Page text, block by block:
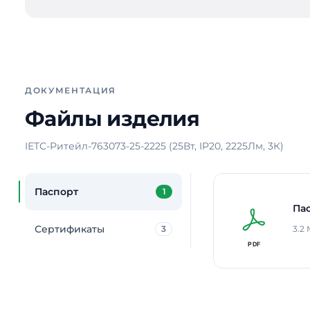
ДОКУМЕНТАЦИЯ
Файлы изделия
IETC-Ритейл-763073-25-2225 (25Вт, IP20, 2225Лм, 3К)
Паспорт 1
Сертификаты 3 3.2